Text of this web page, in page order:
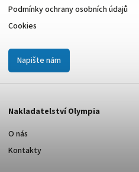
Podmínky ochrany osobních údajů
Cookies
Napište nám
Nakladatelství Olympia
O nás
Kontakty